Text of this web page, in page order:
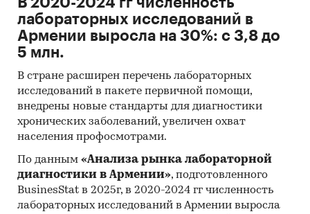
лабораторных исследований в
Армении выросла на 30%: с 3,8 до
5 млн.
В стране расширен перечень лабораторных
исследований в пакете первичной помощи,
внедрены новые стандарты для диагностики
хронических заболеваний, увеличен охват
населения профосмотрами.
По данным «Анализа рынка лабораторной
диагностики в Армении», подготовленного
BusinesStat в 2025г, в 2020-2024 гг численность
лабораторных исследований в Армении выросла